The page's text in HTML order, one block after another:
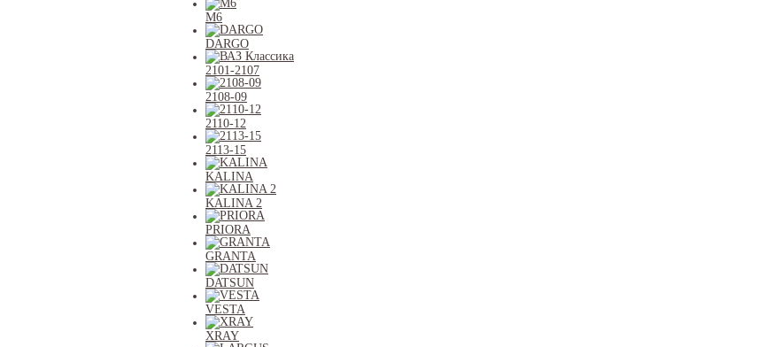
M6
DARGO
2101-2107
2108-09
2110-12
2113-15
KALINA
KALINA 2
PRIORA
GRANTA
DATSUN
VESTA
XRAY